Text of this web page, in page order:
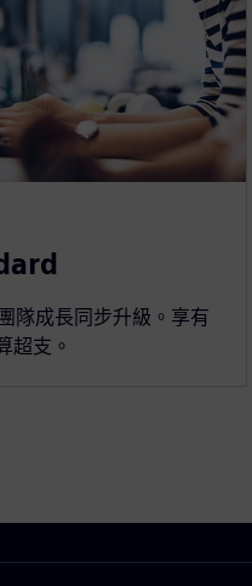
隊成長同步升級。享有
超支。